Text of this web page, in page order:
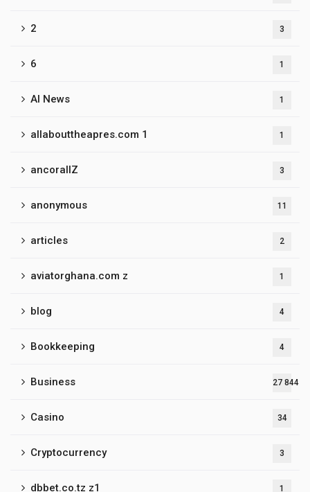
2 3
6 1
AI News 1
allabouttheapres.com 1 1
ancorallZ 3
anonymous 11
articles 2
aviatorghana.com z 1
blog 4
Bookkeeping 4
Business 27 844
Casino 34
Cryptocurrency 3
dbbet.co.tz z1 1